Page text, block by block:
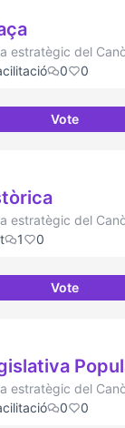
estratègic del
0 0
VoteHabitar la
estratègic del
1 0
VoteMemòria
estratègic del
0 0